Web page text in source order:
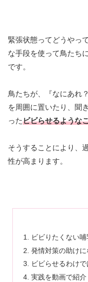
緊張状態ってどうやっ
な手段を使って鳥たちに
です。
鳥たちが、『なにあれ
を周囲に置いたり、聞
ったビビらせるような
そうすることにより、
性が高まります。
ビビりたくない哺
発情対策の助け
ビビらせるわけ
実践を動画で紹介